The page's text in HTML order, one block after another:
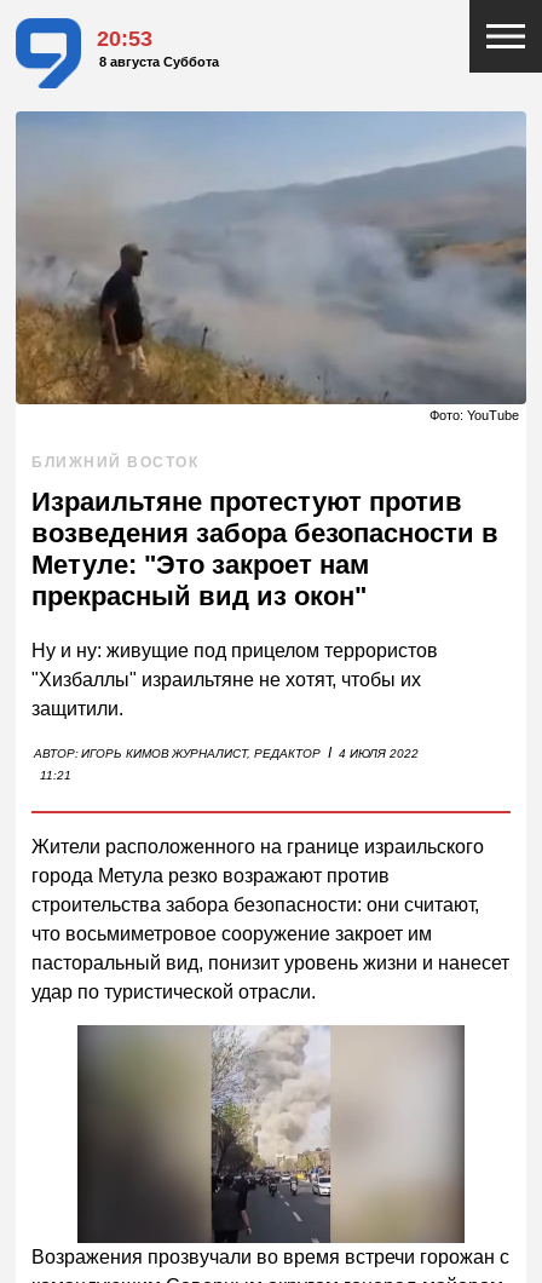
20:53
8 августа Суббота
Фото: YouTube
БЛИЖНИЙ ВОСТОК
Израильтяне протестуют против
возведения забора безопасности в
Метуле: "Это закроет нам
прекрасный вид из окон"
Ну и ну: живущие под прицелом террористов
"Хизбаллы" израильтяне не хотят, чтобы их
защитили.
АВТОР:ИГОРЬ КИМОВЖУРНАЛИСТ, РЕДАКТОР I 4 ИЮЛЯ 2022
11:21
Жители расположенного на границе израильского
города Метула резко возражают против
строительства забора безопасности: они считают,
что восьмиметровое сооружение закроет им
пасторальный вид, понизит уровень жизни и нанесет
удар по туристической отрасли.
Возражения прозвучали во время встречи горожан с